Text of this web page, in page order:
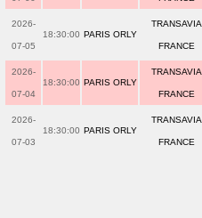
2026-
07-05
18:30:00 PARIS ORLY
TRANSAVIA
FRANCE
2026-
07-04
18:30:00 PARIS ORLY
TRANSAVIA
FRANCE
2026-
07-03
18:30:00 PARIS ORLY
TRANSAVIA
FRANCE